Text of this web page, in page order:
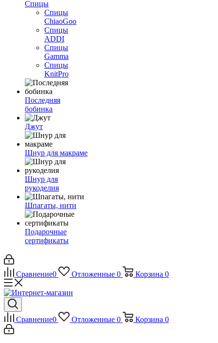
Спицы
Спицы
ChiaoGoo
Спицы
ADDI
Спицы
Gamma
Спицы
KnitPro
Последняя
бобинка
Джут
Шнур для макраме
Шнур для
рукоделия
Шпагаты, нити
Подарочные
сертификаты
Сравнение0 Отложенные 0 Корзина 0
Сравнение0 Отложенные 0 Корзина 0